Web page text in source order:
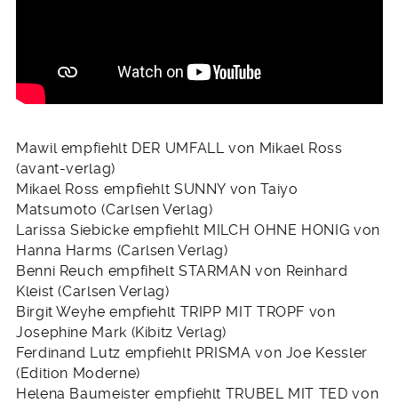
Mawil empfiehlt DER UMFALL von Mikael Ross
(avant-verlag)
Mikael Ross empfiehlt SUNNY von Taiyo
Matsumoto (Carlsen Verlag)
Larissa Siebicke empfiehlt MILCH OHNE HONIG von
Hanna Harms (Carlsen Verlag)
Benni Reuch empfihelt STARMAN von Reinhard
Kleist (Carlsen Verlag)
Birgit Weyhe empfiehlt TRIPP MIT TROPF von
Josephine Mark (Kibitz Verlag)
Ferdinand Lutz empfiehlt PRISMA von Joe Kessler
(Edition Moderne)
Helena Baumeister empfiehlt TRUBEL MIT TED von